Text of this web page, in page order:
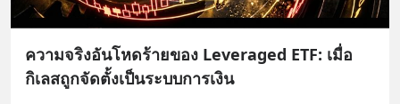
ความจริงอันโหดร้ายของ Leveraged ETF: เมื่อ
กิเลสถูกจัดตั้งเป็นระบบการเงิน